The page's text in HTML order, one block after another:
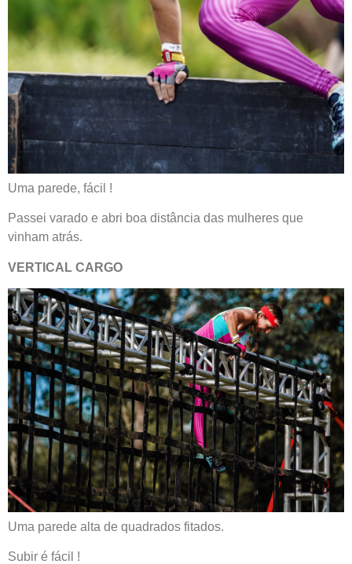
Uma parede, fácil !
Passei varado e abri boa distância das mulheres que
vinham atrás.
VERTICAL CARGO
Uma parede alta de quadrados fitados.
Subir é fácil !